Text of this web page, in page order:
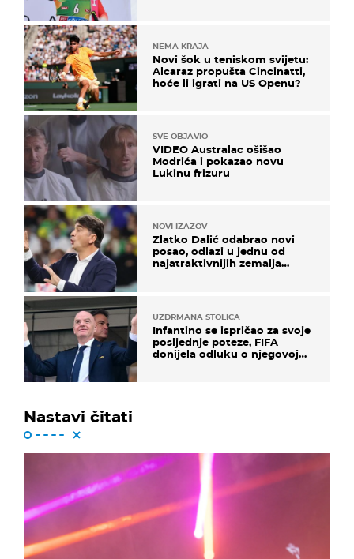
NEMA KRAJA
Novi šok u teniskom svijetu:
Alcaraz propušta Cincinatti,
hoće li igrati na US Openu?
SVE OBJAVIO
VIDEO Australac ošišao
Modrića i pokazao novu
Lukinu frizuru
NOVI IZAZOV
Zlatko Dalić odabrao novi
posao, odlazi u jednu od
najatraktivnijih zemalja
UZDRMANA STOLICA
Infantino se ispričao za svoje
posljednje poteze, FIFA
donijela odluku o njegovoj
Nastavi čitati